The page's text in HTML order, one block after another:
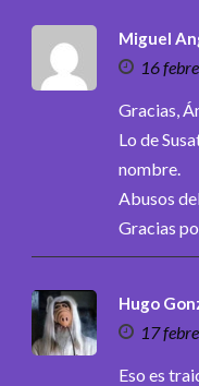
Miguel
16
Gracias,
Lo de
nombre.
Abusos
Gracias
Hugo
17
Eso es